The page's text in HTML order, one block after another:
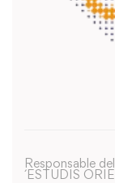
Responsable
´ESTUDIS